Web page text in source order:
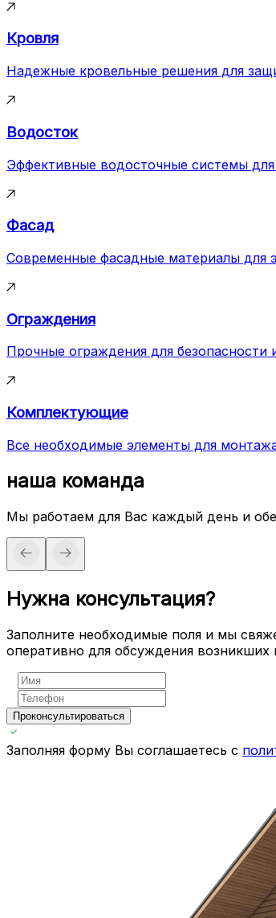
Кровля
Надежные кровельные решения для
Водосток
Эффективные водосточные системы
Фасад
Современные фасадные материалы для
Ограждения
Прочные ограждения для
Комплектующие
Все необходимые элементы для
наша команда
Мы работаем для Вас каждый день и
Нужна консультация?
Заполните необходимые поля и мы
оперативно для обсуждения возникших
Проконсультироваться
Заполняя форму Вы соглашаетесь с